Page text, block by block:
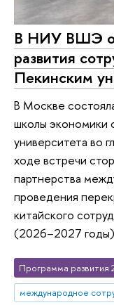
В НИУ ВШЭ
развития
Пекинским
В Москве
школы экономики
университета во
ходе встречи
партнерства
проведения
китайского
(2026–2027
Программа развития
международное